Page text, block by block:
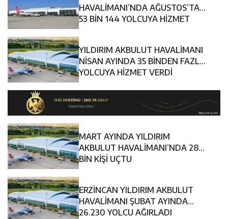
Kararında
Buluşması
11:35
Masaya Yatırıldı
16:40 Mustafa Sarıgül’den “Parti Değiştirdi” İddialarına Yanıt
HAVALİMANI’NDA AĞUSTOS’TA
53 BİN 144 YOLCUYA HİZMET
YILDIRIM AKBULUT HAVALİMANI
NİSAN AYINDA 35 BİNDEN FAZLA
YOLCUYA HİZMET VERDİ
MART AYINDA YILDIRIM
AKBULUT HAVALİMANI’NDA 28
BİN KİŞİ UÇTU
ERZİNCAN YILDIRIM AKBULUT
HAVALİMANI ŞUBAT AYINDA
26.230 YOLCU AĞIRLADI